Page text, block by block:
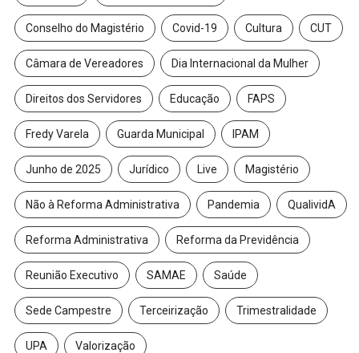
Conselho do Magistério Covid-19 Cultura CUT
Câmara de Vereadores Dia Internacional da Mulher
Direitos dos Servidores Educação FAPS
Fredy Varela Guarda Municipal IPAM
Junho de 2025 Jurídico Live Magistério
Não à Reforma Administrativa Pandemia QualividA
Reforma Administrativa Reforma da Previdência
Reunião Executivo SAMAE Saúde
Sede Campestre Terceirização Trimestralidade
UPA Valorização